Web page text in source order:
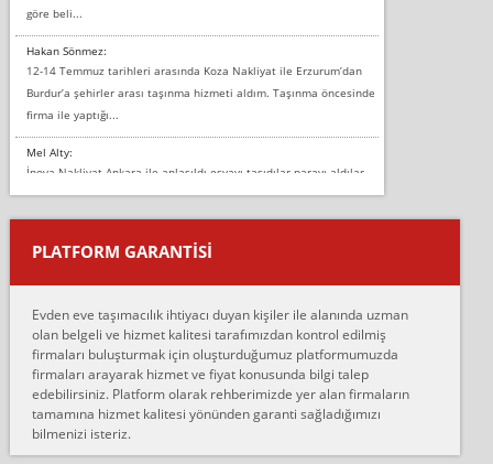
göre beli...
Hakan Sönmez:
12-14 Temmuz tarihleri arasında Koza Nakliyat ile Erzurum’dan
Burdur’a şehirler arası taşınma hizmeti aldım. Taşınma öncesinde
firma ile yaptığı...
Mel Alty:
İnova Nakliyat Ankara ile anlaşıldı eşyayı taşıdılar parayı aldılar.
Salon duvarına bir baktım birisi boydan alüminyum renkli bantı
yapıştırm...
Murat:
çalıştıklarını, müş...
Ahmet:
Lüleburgaz güngünes evden eve naklyat eşyalarımı taşımak için
anlaştık sabah eve geldiklerinde de eşyalarımı düzgün şekilde
sarcaz demelerine r...
mehmet güldü:
PLATFORM GARANTİSİ
Evden eve taşımacılık ihtiyacı duyan kişiler ile alanında uzman
olan belgeli ve hizmet kalitesi tarafımızdan kontrol edilmiş
firmaları buluşturmak için oluşturduğumuz platformumuzda
firmaları arayarak hizmet ve fiyat konusunda bilgi talep
edebilirsiniz. Platform olarak rehberimizde yer alan firmaların
tamamına hizmet kalitesi yönünden garanti sağladığımızı
bilmenizi isteriz.